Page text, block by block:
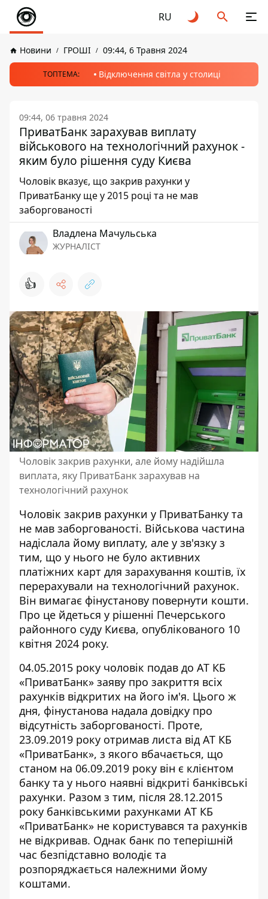
RU
Новини ГРОШІ 09:44, 6 Травня 2024
ТОПТЕМА: Відключення світла у столиці
09:44, 06 травня 2024
ПриватБанк зарахував виплату
військового на технологічний рахунок -
яким було рішення суду Києва
Чоловік вказує, що закрив рахунки у
ПриватБанку ще у 2015 році та не мав
заборгованості
Владлена Мачульська
ЖУРНАЛІСТ
👍
Чоловік закрив рахунки, але йому надійшла
виплата, яку ПриватБанк зарахував на
технологічний рахунок
Чоловік закрив рахунки у ПриватБанку та
не мав заборгованості. Військова частина
надіслала йому виплату, але у зв'язку з
тим, що у нього не було активних
платіжних карт для зарахування коштів, їх
перерахували на технологічний рахунок.
Він вимагає фінустанову повернути кошти.
Про це йдеться у рішенні Печерського
районного суду Києва, опублікованого 10
квітня 2024 року.
04.05.2015 року чоловік подав до АТ КБ
«ПриватБанк» заяву про закриття всіх
рахунків відкритих на його ім'я. Цього ж
дня, фінустанова надала довідку про
відсутність заборгованості. Проте,
23.09.2019 року отримав листа від АТ КБ
«ПриватБанк», з якого вбачається, що
станом на 06.09.2019 року він є клієнтом
банку та у нього наявні відкриті банківські
рахунки. Разом з тим, після 28.12.2015
року банківськими рахунками АТ КБ
«ПриватБанк» не користувався та рахунків
не відкривав. Однак банк по теперішній
час безпідставно володіє та
розпоряджається належними йому
коштами.